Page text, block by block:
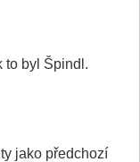
to byl Špindl.
jako předchozí